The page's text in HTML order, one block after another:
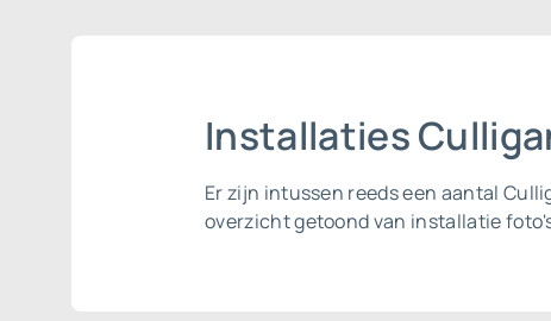
Installaties
Er zijn intussen reeds een aantal
overzicht getoond van installatie